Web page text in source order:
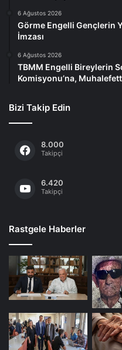
6 Ağustos 2026
Görme Engelli Gençlerin
İmzası
6 Ağustos 2026
TBMM Engelli Bireylerin
Komisyonu’na,
Bizi Takip Edin
8.000
Takipçi
6.420
Takipçi
Rastgele Haberler